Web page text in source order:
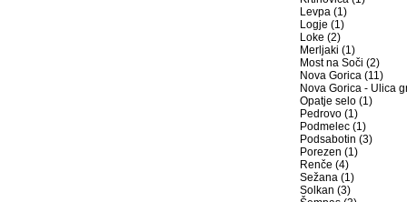
Levpa (1)
Logje (1)
Loke (2)
Merljaki (1)
Most na Soči (2)
Nova Gorica (11)
Nova Gorica - Ulica
Opatje selo (1)
Pedrovo (1)
Podmelec (1)
Podsabotin (3)
Porezen (1)
Renče (4)
Sežana (1)
Solkan (3)